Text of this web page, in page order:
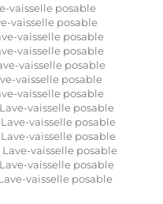
vaisselle posable
vaisselle posable
vaisselle posable
vaisselle posable
vaisselle posable
vaisselle posable
vaisselle posable
Lave-vaisselle posable
Lave-vaisselle posable
Lave-vaisselle posable
Lave-vaisselle posable
Lave-vaisselle posable
vaisselle posable